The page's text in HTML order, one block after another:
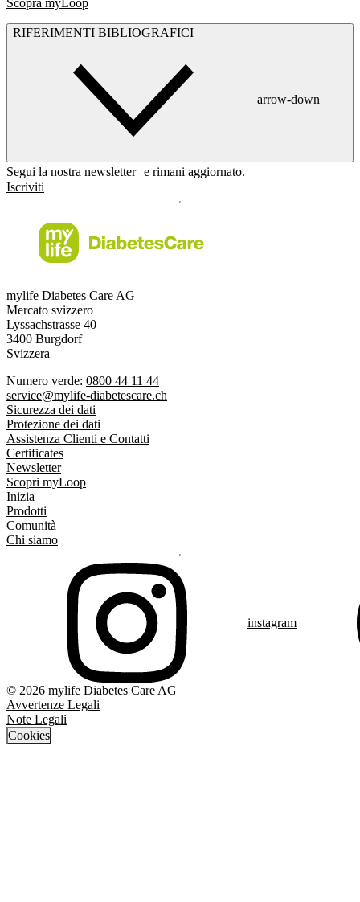
RIFERIMENTI BIBLIOGRAFICI
arrow-down
Segui la nostra newsletter e rimani aggiornato.
Iscriviti
mylife Diabetes Care AG
Mercato svizzero
Lyssachstrasse 40
3400 Burgdorf
Svizzera
Numero verde: 0800 44 11 44
service@mylife-diabetescare.ch
Sicurezza dei dati
Protezione dei dati
Assistenza Clienti e Contatti
Certificates
Newsletter
Scopri myLoop
Inizia
Prodotti
Comunità
Chi siamo
instagram
© 2026 mylife Diabetes Care AG
Avvertenze Legali
Note Legali
Cookies